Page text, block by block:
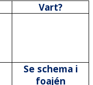
Vart?
Se schema i
foajén